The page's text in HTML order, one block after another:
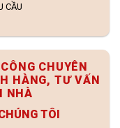
CẦU
CHUYÊN
HÀNG, TƯ VẤN
NHÀ
TÔI